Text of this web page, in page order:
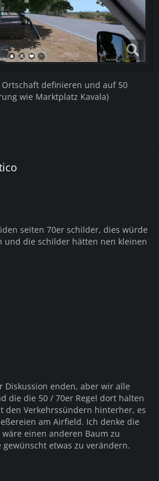
definieren und auf 50
wie Marktplatz Kavala)
seiten 70er schilder, dies würde
und die schilder hätten nen kleinen
Diskussion enden, aber wir alle
die die 50 / 70er Regel dort halten
den Verkehrssündern hinterher, es
am Airfield. Ich denke die
einen anderen Baum zu
etwas zu verändern.